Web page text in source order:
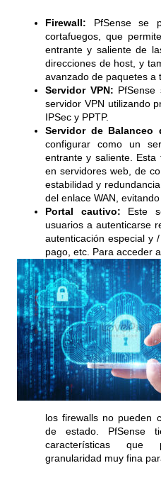
Firewall: PfSense se
cortafuegos, que
entrante y saliente de
direcciones de host, y
avanzado de paquetes a
Servidor VPN:
servidor VPN utilizando
IPSec y PPTP.
Servidor de Balanceo
configurar como un
entrante y saliente. Esta
en servidores web, de
estabilidad y
del enlace WAN,
Portal cautivo: Este
usuarios a autenticarse
autenticación especial y
pago, etc. Para acceder
los firewalls no pueden
de estado. PfSense
características que
granularidad muy fina